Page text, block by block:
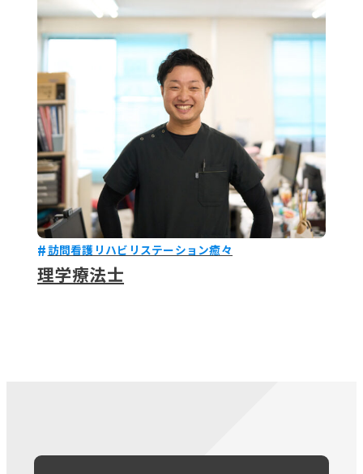
訪問看護リハビリステーション癒々
理学療法士